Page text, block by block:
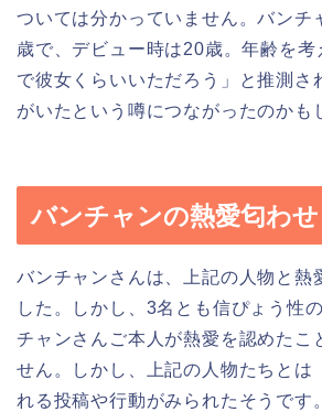
ついては分かっていません。バンチ
歳で、デビュー時は20歳。年齢を
で彼女くらいいただろう」と推測さ
がいたという噂につながったのかも
バンチャンの熱愛匂わせ
バンチャンさんは、上記の人物と熱
した。しかし、3名とも信ぴょう性
チャンさんご本人が熱愛を認めたこ
せん。しかし、上記の人物たちとは
れる投稿や行動がみられたそうです